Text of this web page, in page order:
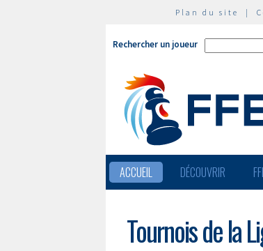
Plan du site |
Rechercher un joueur
ACCUEIL DÉCOUVRIR
Tournois de la